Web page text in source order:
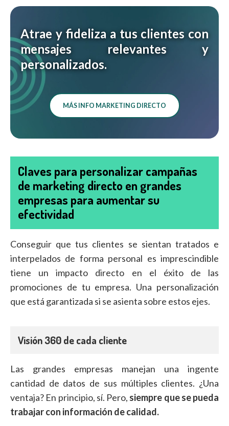
Atrae y fideliza a tus clientes con
mensajes relevantes y
personalizados.
MÁS INFO MARKETING DIRECTO
Claves para personalizar campañas
de marketing directo en grandes
empresas para aumentar su
efectividad
Conseguir que tus clientes se sientan tratados e
interpelados de forma personal es imprescindible
tiene un impacto directo en el éxito de las
promociones de tu empresa. Una personalización
que está garantizada si se asienta sobre estos ejes.
Visión 360 de cada cliente
Las grandes empresas manejan una ingente
cantidad de datos de sus múltiples clientes. ¿Una
ventaja? En principio, sí. Pero, siempre que se pueda
trabajar con información de calidad.